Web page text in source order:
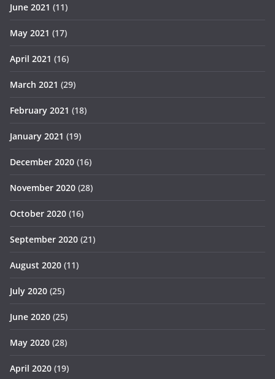
June 2021 (11)
May 2021 (17)
April 2021 (16)
March 2021 (29)
February 2021 (18)
January 2021 (19)
December 2020 (16)
November 2020 (28)
October 2020 (16)
September 2020 (21)
August 2020 (11)
July 2020 (25)
June 2020 (25)
May 2020 (28)
April 2020 (19)